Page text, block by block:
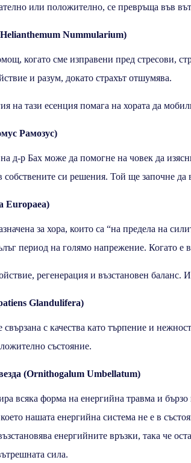
или положително, се превръща във
Nummularium)
когато сме изправени пред стресови,
и разум, докато страхът отшумява.
на тази есенция помага на хората да
Рамозус)
д-р Бах може да помогне на човек да
собствените си решения. Той ще започне
Europaea)
за хора, които са “на предела на
период на голямо напрежение. Когато е
регенерация и възстановен баланс.
Glandulifera)
свързана с качества като търпение и
състояние.
(Ornithogalum Umbellatum)
всяка форма на енергийна травма и
нашата енергийна система не е в
енергийните връзки, така че
сила.